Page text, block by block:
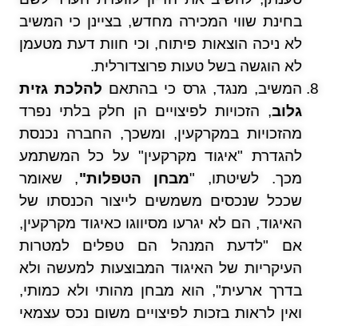
בחינת שווי המכירה מחדש, בציינן כי המשיב
לא ניכה הוצאות פיתוח, וכי חוות דעת מטעמן
לא הוגשה בשל טעות פרוצדורלית.
המשיב, מנגד, גרס כי בהתאם להלכת גזית
גלוב, הזכויות לפיצויים הן חלק בלתי נפרד
מהזכויות במקרקעין, ומשכך, החברה נכנסת
להגדרת "איגוד מקרקעין" על כל המשתמע
מכך. לשיטתו, "מבחן הטפלות", שאומר
שככל שנכסים משמשים לייצור הכנסתו של
האיגוד, הם לא יגרעו מסיווגו כאיגוד מקרקעין,
אם "לדעת המנהל הם טפלים למטרות
העיקריות של האיגוד המבוצעות למעשה ולא
בדרך ארעית", הוא מבחן מהותי ולא כמותי,
ואין לראות בזכות לפיצויים משום נכס עצמאי